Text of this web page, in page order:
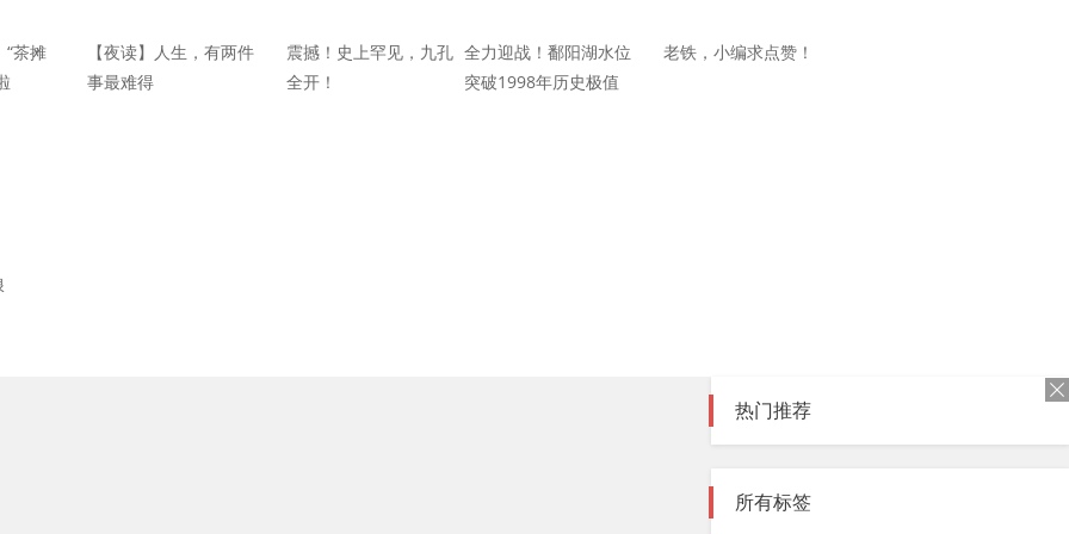
“茶摊
【夜读】人生，有两件
事最难得
震撼！史上罕见，九孔
全开！
全力迎战！鄱阳湖水位
突破1998年历史极值
老铁，小编求点赞！
热门推荐
所有标签